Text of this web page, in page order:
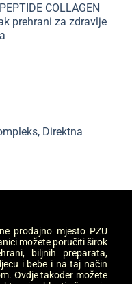
COLLAGEN
prehrani za zdravlje
Direktna
prodajno mjesto PZU
možete poručiti širok
biljnih preparata,
i bebe i na taj način
Ovdje također možete